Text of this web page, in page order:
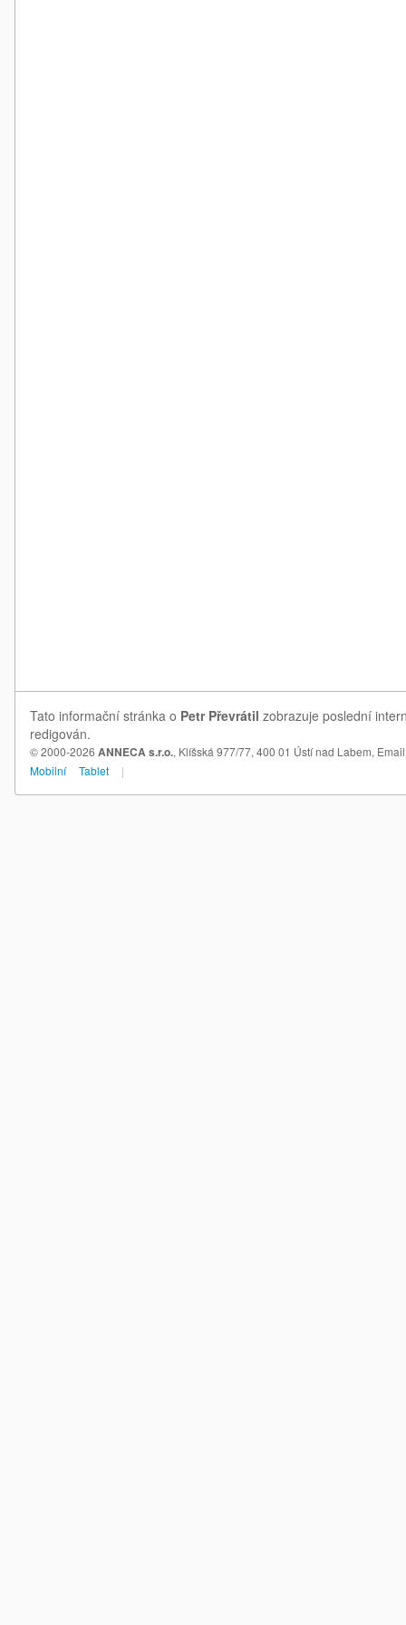
Tato informační stránka o Petr Převrátil zobrazuje poslední
redigován.
© 2000-2026 ANNECA s.r.o., Klíšská 977/77, 400 01 Ústí nad Labem,
Mobilní
Tablet |